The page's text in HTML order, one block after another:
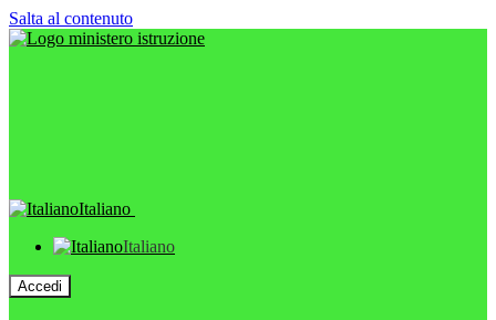
Salta al contenuto
Italiano
Italiano
Accedi